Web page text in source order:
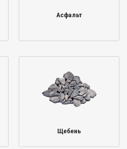
Асфальт
Щебень